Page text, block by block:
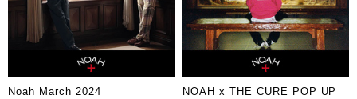
Noah March 2024
NOAH x THE CURE POP UP